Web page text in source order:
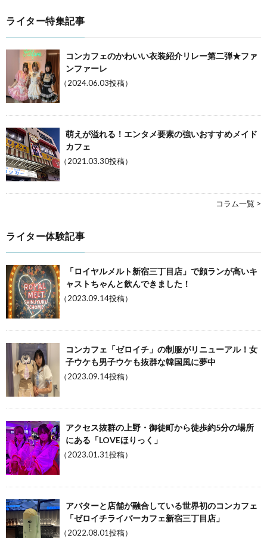
ライター特集記事
コンカフェのかわいい衣装紹介リレー第二弾★ファ
ンファーレ
（2024.06.03投稿）
萌えが溢れる！エンタメ要素の強いおすすめメイド
カフェ
（2021.03.30投稿）
コラム一覧 >
ライター体験記事
「ロイヤルメルト新宿三丁目店」で顔ランが高いキ
ャストちゃんと飲んできました！
（2023.09.14投稿）
コンカフェ「ゼロイチ」の制服がリニューアル！女
子ウケも男子ウケも抜群な韓国風に夢中
（2023.09.14投稿）
アクセス抜群の上野・御徒町から徒歩約5分の場所
にある「LOVEほりっく」
（2023.01.31投稿）
アバターと店舗が融合している世界初のコンカフェ
「ゼロイチライバーカフェ新宿三丁目店」
（2022.08.01投稿）